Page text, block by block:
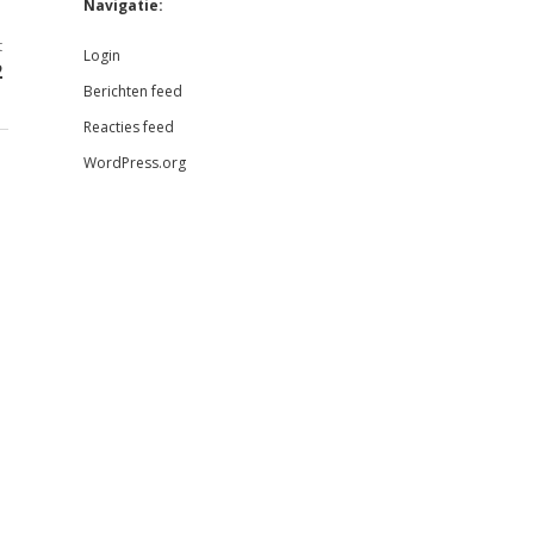
Navigatie:
Login
Berichten feed
Reacties feed
WordPress.org